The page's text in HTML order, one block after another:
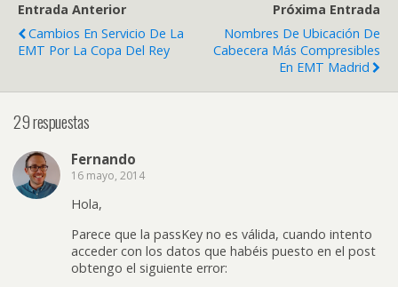
Entrada Anterior
Cambios En Servicio De La
EMT Por La Copa Del Rey
Próxima Entrada
Nombres De Ubicación De
Cabecera Más Compresibles
En EMT Madrid
29 respuestas
Fernando
16 mayo, 2014
Hola,
Parece que la passKey no es válida, cuando intento
acceder con los datos que habéis puesto en el post
obtengo el siguiente error: